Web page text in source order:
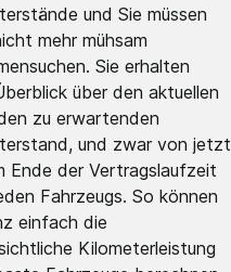
und Sie müssen
mehr mühsam
Sie erhalten
über den aktuellen
zu erwartenden
und zwar von jetzt
Ende der Vertragslaufzeit
Fahrzeugs. So können
einfach die
Kilometerleistung